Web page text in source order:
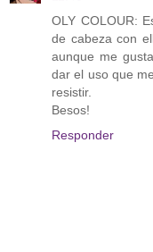
OLY COLOUR:
de cabeza con
aunque me
dar el uso que
resistir.
Besos!
Responder